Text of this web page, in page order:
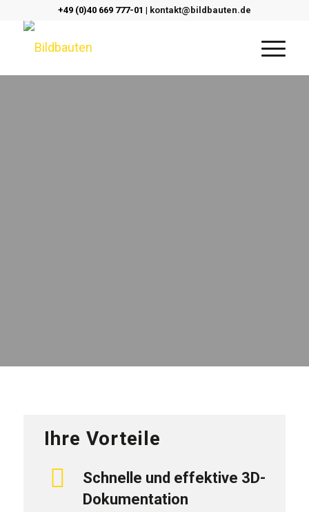
+49 (0)40 669 777-01 | kontakt@bildbauten.de
Ihre Vorteile
Schnelle und effektive 3D-
Dokumentation